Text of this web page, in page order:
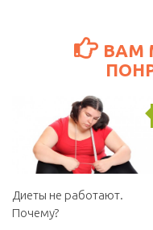
ВАМ
Диеты не работают.
Почему?